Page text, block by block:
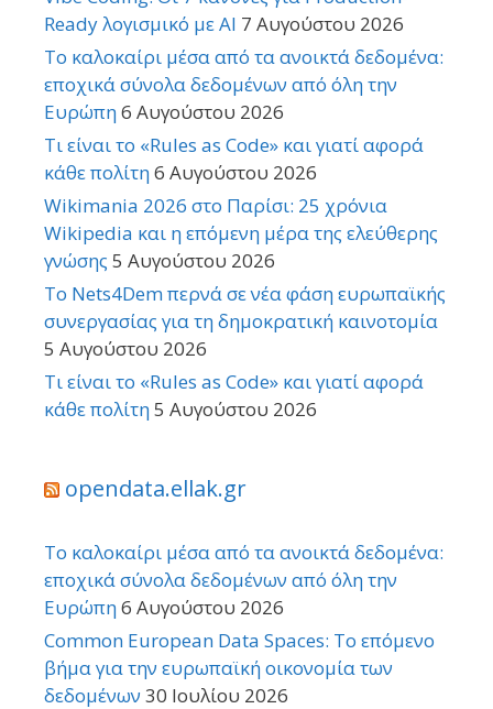
Ready λογισμικό με AI 7 Αυγούστου 2026
Το καλοκαίρι μέσα από τα ανοικτά δεδομένα:
εποχικά σύνολα δεδομένων από όλη την
Ευρώπη6 Αυγούστου 2026
Τι είναι το «Rules as Code» και γιατί αφορά
κάθε πολίτη6 Αυγούστου 2026
Wikimania 2026 στο Παρίσι: 25 χρόνια
Wikipedia και η επόμενη μέρα της ελεύθερης
γνώσης 5 Αυγούστου 2026
Το Nets4Dem περνά σε νέα φάση ευρωπαϊκής
συνεργασίας για τη δημοκρατική καινοτομία
5 Αυγούστου 2026
Τι είναι το «Rules as Code» και γιατί αφορά
κάθε πολίτη5 Αυγούστου 2026
opendata.ellak.gr
Το καλοκαίρι μέσα από τα ανοικτά δεδομένα:
εποχικά σύνολα δεδομένων από όλη την
Ευρώπη6 Αυγούστου 2026
Common European Data Spaces: Το επόμενο
βήμα για την ευρωπαϊκή οικονομία των
δεδομένων 30 Ιουλίου 2026